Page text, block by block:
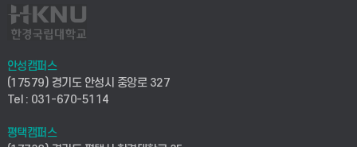
사회안전시스템공학부
컴퓨터응용수학부
ICT로봇기계공학부
사이버캠퍼스(전문학사 및 전공심화)
시설바로처리서비스
연구실안전관리시스템
산학연구관리시스템
산학협력단
취업지원센터
창업지원센터
안성캠퍼스
(17579) 경기도 안성시 중앙로 327
Tel : 031-670-5114
평택캠퍼스